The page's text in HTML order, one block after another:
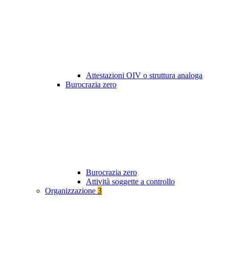
Attestazioni OIV o struttura analoga
Burocrazia zero
Burocrazia zero
Attività soggette a controllo
Organizzazione 3